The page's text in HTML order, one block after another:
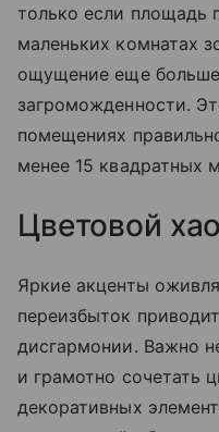
только если площадь
маленьких комнатах
ощущение еще
загроможденности.
помещениях
менее 15 квадратных
Цветовой
Яркие акценты
переизбыток
дисгармонии. Важно
и грамотно сочетать
декоративных